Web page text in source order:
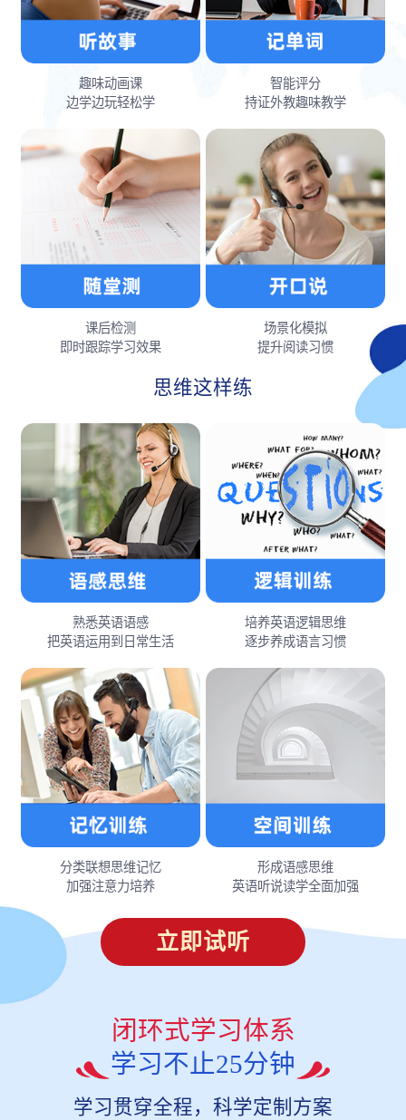
趣味动画课
边学边玩轻松学
智能评分
持证外教趣味教学
课后检测
即时跟踪学习效果
场景化模拟
提升阅读习惯
思维这样练
熟悉英语语感
把英语运用到日常生活
培养英语逻辑思维
逐步养成语言习惯
分类联想思维记忆
加强注意力培养
形成语感思维
英语听说读学全面加强
立即试听
闭环式学习体系
学习不止25分钟
学习贯穿全程，科学定制方案